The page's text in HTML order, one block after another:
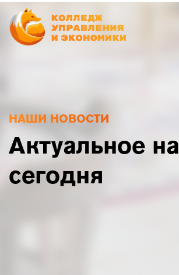
НАШИ НОВОСТИ
Актуальное на
сегодня